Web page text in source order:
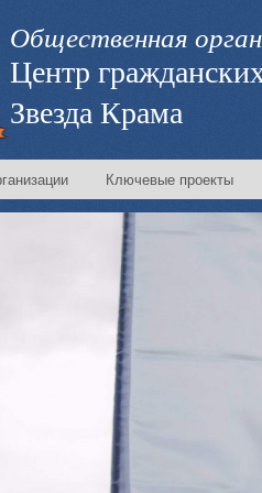
Общественная
Центр
Звезда Крама
Ключевые проекты